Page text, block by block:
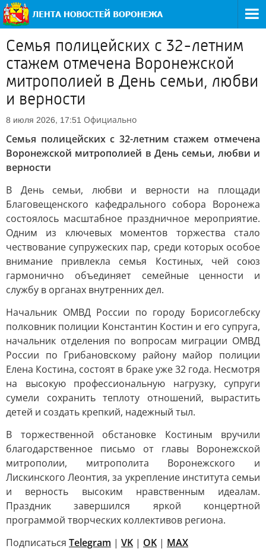
Семья полицейских с 32-летним
стажем отмечена Воронежской
митрополией в День семьи, любви
и верности
8 июля 2026, 17:51 Официально
Семья полицейских с 32-летним стажем отмечена
Воронежской митрополией в День семьи, любви и
верности
В День семьи, любви и верности на площади
Благовещенского кафедрального собора Воронежа
состоялось масштабное праздничное мероприятие.
Одним из ключевых моментов торжества стало
чествование супружеских пар, среди которых особое
внимание привлекла семья Костиных, чей союз
гармонично объединяет семейные ценности и
службу в органах внутренних дел.
Начальник ОМВД России по городу Борисоглебску
полковник полиции Константин Костин и его супруга,
начальник отделения по вопросам миграции ОМВД
России по Грибановскому району майор полиции
Елена Костина, состоят в браке уже 32 года. Несмотря
на высокую профессиональную нагрузку, супруги
сумели сохранить теплоту отношений, вырастить
детей и создать крепкий, надежный тыл.
В торжественной обстановке Костиным вручили
благодарственное письмо от главы Воронежской
митрополии, митрополита Воронежского и
Лискинского Леонтия, за укрепление института семьи
и верность высоким нравственным идеалам.
Праздник завершился яркой концертной
программой творческих коллективов региона.
Подписаться Telegram | VK | OK | MAX